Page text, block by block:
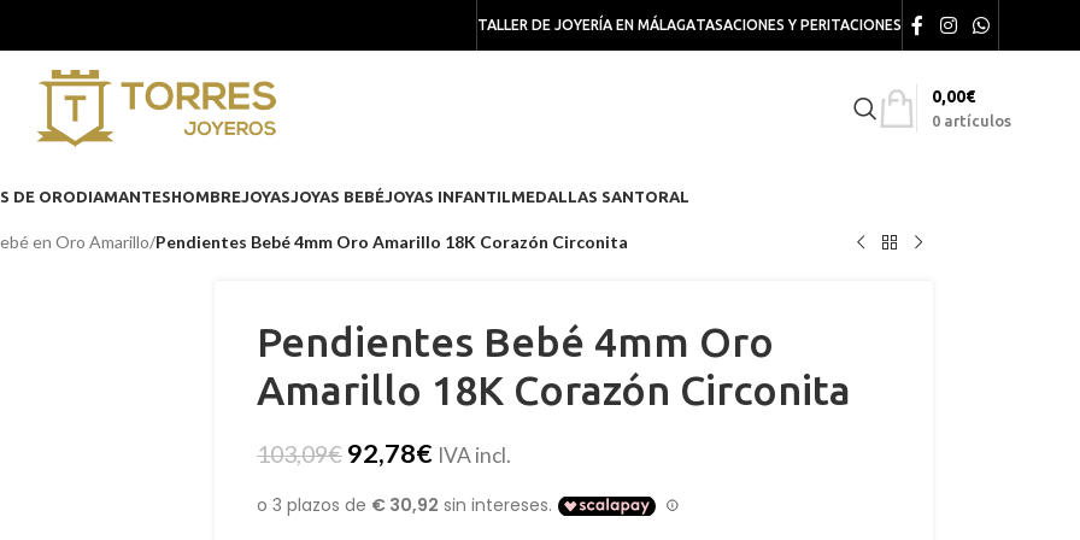
TALLER DE JOYERÍA EN MÁLAGATASACIONES Y PERITACIONES
0 artículos
0,00€
DE ORODIAMANTESHOMBREJOYASJOYAS BEBÉJOYAS INFANTILMEDALLAS SANTORAL
en Oro Amarillo/Pendientes Bebé 4mm Oro Amarillo 18K Corazón Circonita
Pendientes Bebé 4mm Oro
Amarillo 18K Corazón Circonita
103,09€ 92,78€ IVA incl.